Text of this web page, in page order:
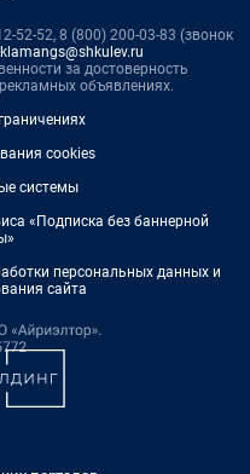
52-52, 8 (800) 200-03-83 (звонок
за достоверность
объявлениях.
cookies
системы
«Подписка без баннерной
персональных данных и
сайта